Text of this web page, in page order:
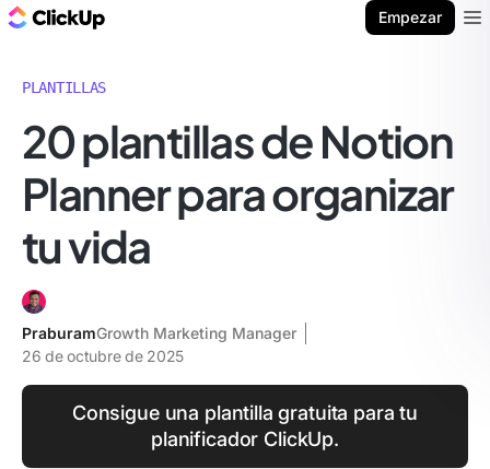
Empezar
PLANTILLAS
20 plantillas de Notion
Planner para organizar
tu vida
PraburamGrowth Marketing Manager
26 de octubre de 2025
Consigue una plantilla gratuita para tu
planificador ClickUp.